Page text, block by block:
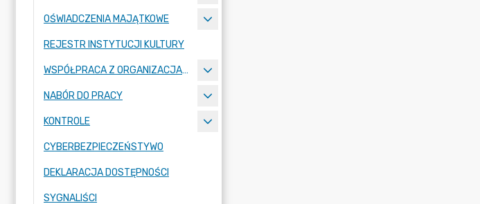
OŚWIADCZENIA MAJĄTKOWE
REJESTR INSTYTUCJI KULTURY
WSPÓŁPRACA Z ORGANIZACJAMI POZARZĄDOWYMI
NABÓR DO PRACY
KONTROLE
CYBERBEZPIECZEŃSTYWO
DEKLARACJA DOSTĘPNOŚCI
SYGNALIŚCI